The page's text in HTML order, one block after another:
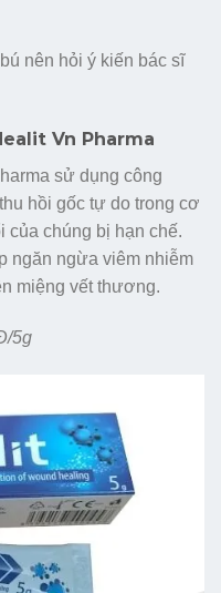
nên hỏi ý kiến bác sĩ
Vn Pharma
sử dụng công
hồi gốc tự do trong cơ
của chúng bị hạn chế.
ngăn ngừa viêm nhiễm
miệng vết thương.
5g